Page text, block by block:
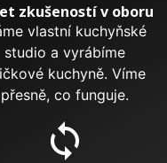
zkušeností v oboru
vlastní kuchyňské
studio a vyrábíme
kuchyně. Víme
přesně, co funguje.
sync